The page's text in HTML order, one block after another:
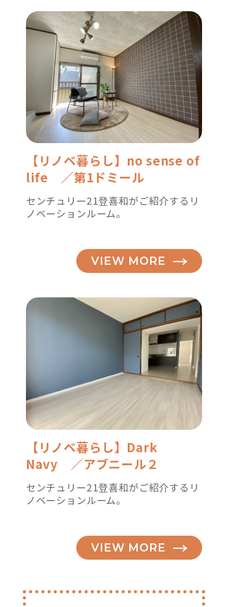
【リノベ暮らし】no sense of
life ／第1ドミール
センチュリー21登喜和がご紹介するリ
ノベーションルーム。
VIEW MORE
【リノベ暮らし】Dark
Navy ／アブニール２
センチュリー21登喜和がご紹介するリ
ノベーションルーム。
VIEW MORE